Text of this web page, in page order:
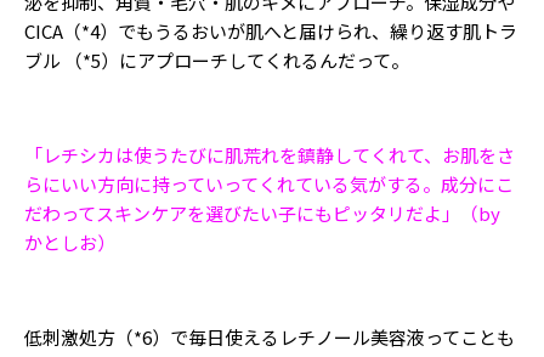
CICA（*4）でもうるおいが肌へと届けられ、繰り返す肌トラ
ブル （*5）にアプローチしてくれるんだって。
「レチシカは使うたびに肌荒れを鎮静してくれて、お肌をさ
らにいい方向に持っていってくれている気がする。成分にこ
だわってスキンケアを選びたい子にもピッタリだよ」（by
かとしお）
低刺激処方（*6）で毎日使えるレチノール美容液ってことも